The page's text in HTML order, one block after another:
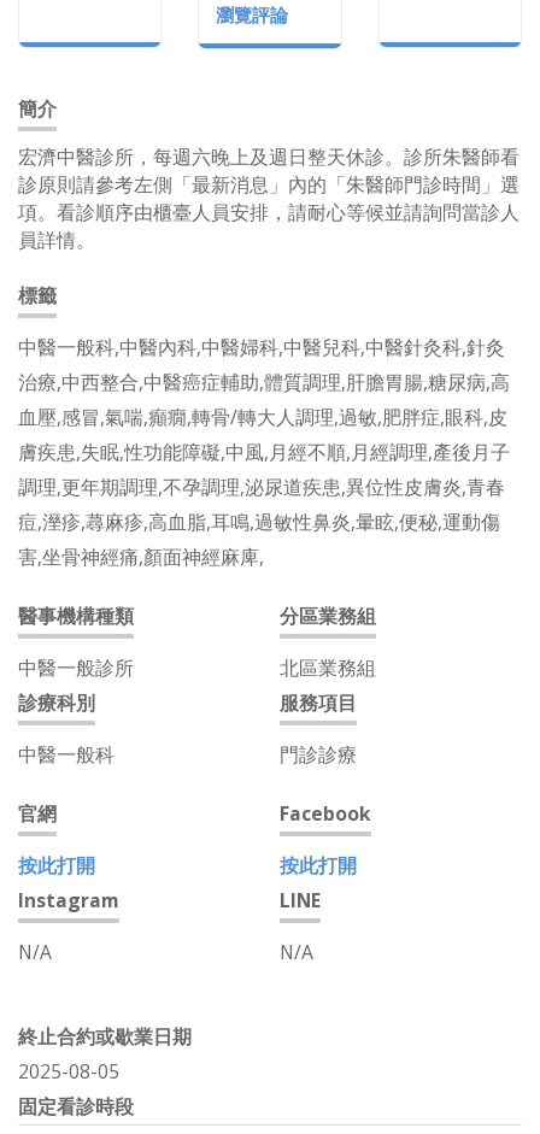
瀏覽評論
簡介
宏濟中醫診所，每週六晚上及週日整天休診。診所朱醫師看
診原則請參考左側「最新消息」內的「朱醫師門診時間」選
項。看診順序由櫃臺人員安排，請耐心等候並請詢問當診人
員詳情。
標籤
中醫一般科,中醫內科,中醫婦科,中醫兒科,中醫針灸科,針灸
治療,中西整合,中醫癌症輔助,體質調理,肝膽胃腸,糖尿病,高
血壓,感冒,氣喘,癲癇,轉骨/轉大人調理,過敏,肥胖症,眼科,皮
膚疾患,失眠,性功能障礙,中風,月經不順,月經調理,產後月子
調理,更年期調理,不孕調理,泌尿道疾患,異位性皮膚炎,青春
痘,溼疹,蕁麻疹,高血脂,耳鳴,過敏性鼻炎,暈眩,便秘,運動傷
害,坐骨神經痛,顏面神經麻庳,
醫事機構種類
中醫一般診所
分區業務組
北區業務組
診療科別
中醫一般科
服務項目
門診診療
官網
按此打開
Facebook
按此打開
Instagram
N/A
LINE
N/A
終止合約或歇業日期
2025-08-05
固定看診時段